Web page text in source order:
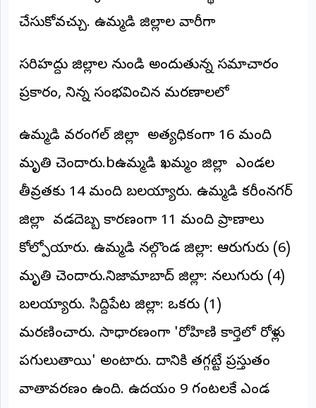
(Login)
2026
NTODAY
NEWS
ప్రతి
ప్రజల
చేసుకోవచ్చు. ఉమ్మడి జిల్లాల వారీగా
​సరిహద్దు జిల్లాల నుండి అందుతున్న సమాచారం
ప్రకారం, నిన్న సంభవించిన మరణాలలో
​ఉమ్మడి వరంగల్ జిల్లా అత్యధికంగా 16 మంది
మృతి చెందారు.bఉమ్మడి ఖమ్మం జిల్లా ఎండల
తీవ్రతకు 14 మంది బలయ్యారు. ​ఉమ్మడి కరీంనగర్
జిల్లా వడదెబ్బ కారణంగా 11 మంది ప్రాణాలు
కోల్పోయారు. ​ఉమ్మడి నల్గొండ జిల్లా: ఆరుగురు (6)
మృతి చెందారు.​నిజామాబాద్ జిల్లా: నలుగురు (4)
బలయ్యారు. ​సిద్దిపేట జిల్లా: ఒకరు (1)
మరణించారు. సాధారణంగా 'రోహిణి కార్తెలో రోళ్లు
పగులుతాయి' అంటారు. దానికి తగ్గట్టే ప్రస్తుతం
వాతావరణం ఉంది. ఉదయం 9 గంటలకే ఎండ